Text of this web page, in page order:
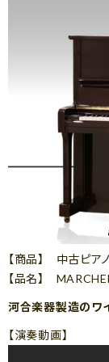
【商品】 中古ピアノ
【品名】
河合楽器製造のワ
【演奏動画】